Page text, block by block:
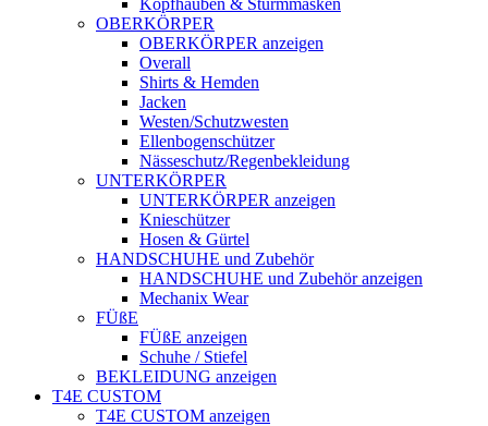
Kopfhauben & Sturmmasken
OBERKÖRPER
OBERKÖRPER anzeigen
Overall
Shirts & Hemden
Jacken
Westen/Schutzwesten
Ellenbogenschützer
Nässeschutz/Regenbekleidung
UNTERKÖRPER
UNTERKÖRPER anzeigen
Knieschützer
Hosen & Gürtel
HANDSCHUHE und Zubehör
HANDSCHUHE und Zubehör anzeigen
Mechanix Wear
FÜßE
FÜßE anzeigen
Schuhe / Stiefel
BEKLEIDUNG anzeigen
T4E CUSTOM
T4E CUSTOM anzeigen